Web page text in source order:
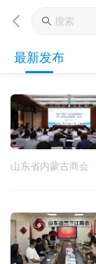
最新发布
山东省内蒙古商会